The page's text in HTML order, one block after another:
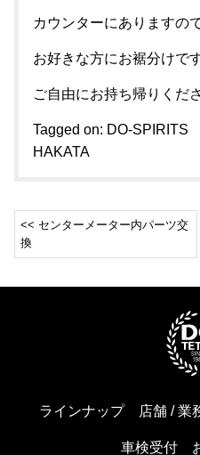
カウンターにありますので
お好きな方にお裾分けで
ご自由にお持ち帰りくだ
Tagged on: DO-SPIRITS
HAKATA
<< センターメーター内パーツ交
換
ラインナップ 店舗 / 業
車検受付